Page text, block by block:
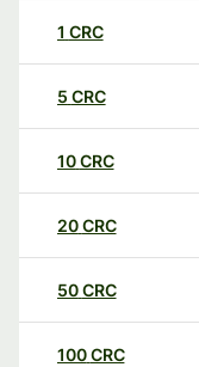
1 CRC
5 CRC
10CRC
20CRC
50CRC
100CRC